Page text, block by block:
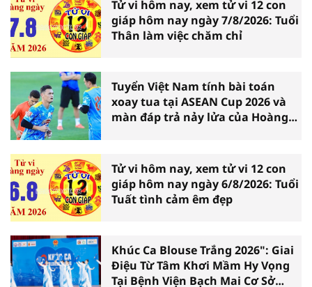
Tử vi hôm nay, xem tử vi 12 con
giáp hôm nay ngày 7/8/2026: Tuổi
Thân làm việc chăm chỉ
Tuyển Việt Nam tính bài toán
xoay tua tại ASEAN Cup 2026 và
màn đáp trả nảy lửa của Hoàng
Tử vi hôm nay, xem tử vi 12 con
giáp hôm nay ngày 6/8/2026: Tuổi
Tuất tình cảm êm đẹp
Khúc Ca Blouse Trắng 2026": Giai
Điệu Từ Tâm Khơi Mầm Hy Vọng
Tại Bệnh Viện Bạch Mai Cơ Sở